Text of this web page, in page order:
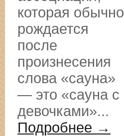
которая обычно
рождается
после
произнесения
слова «сауна»
— это «сауна с
девочками»...
Подробнее →